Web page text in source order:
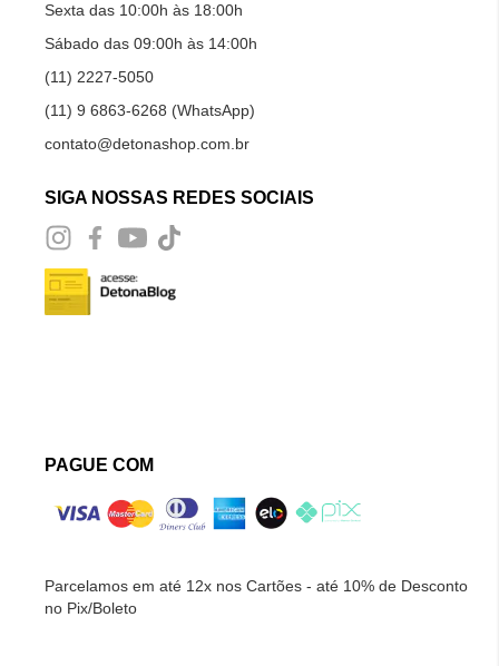
Sexta das 10:00h às 18:00h
Sábado das 09:00h às 14:00h
(11) 2227-5050
(11) 9 6863-6268 (WhatsApp)
contato@detonashop.com.br
SIGA NOSSAS REDES SOCIAIS
PAGUE COM
Parcelamos em até 12x nos Cartões - até 10% de Desconto
no Pix/Boleto